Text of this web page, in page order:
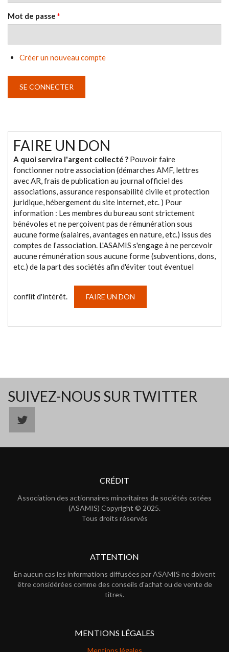
Mot de passe *
Créer un nouveau compte
FAIRE UN DON
A quoi servira l'argent collecté ? Pouvoir faire
fonctionner notre association (démarches AMF, lettres
avec AR, frais de publication au journal officiel des
associations, assurance responsabilité civile et protection
juridique, hébergement du site internet, etc. ) Pour
information : Les membres du bureau sont strictement
bénévoles et ne perçoivent pas de rémunération sous
aucune forme (salaires, avantages en nature, etc.) issus des
comptes de l’association. L'ASAMIS s'engage à ne percevoir
aucune rémunération sous aucune forme (subventions, dons,
etc.) de la part des sociétés afin d'éviter tout éventuel
conflit d'intérêt. FAIRE UN DON
SUIVEZ-NOUS SUR TWITTER
CRÉDIT
Association des actionnaires minoritaires de sociétés cotées
(ASAMIS) Copyright © 2025.
Tous droits réservés
ATTENTION
En aucun cas les informations diffusées par ASAMIS ne doivent
être considérées comme des conseils d'achat ou de vente de
titres.
MENTIONS LÉGALES
Mentions légales